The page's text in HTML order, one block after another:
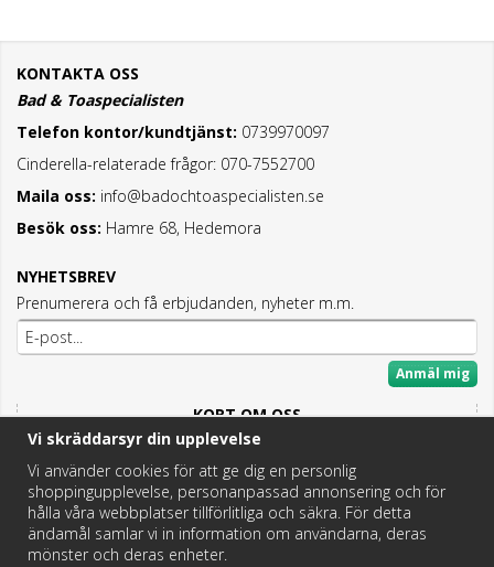
KONTAKTA OSS
Bad & Toaspecialisten
Telefon kontor/kundtjänst: 0739970097
Cinderella-relaterade frågor: 070-7552700
Maila oss: info@badochtoaspecialisten.se
Besök oss: Hamre 68, Hedemora
NYHETSBREV
Prenumerera och få erbjudanden, nyheter m.m.
Anmäl mig
KORT OM OSS
Här hittar du det bästa och mesta inom Badrum,
Fritidstoaletter och VVS.
Butik i Hedemora.
Vi hjälper dig hitta rätt reservdel!
Vi skräddarsyr din upplevelse
Vi använder cookies för att ge dig en personlig
shoppingupplevelse, personanpassad annonsering och för
hålla våra webbplatser tillförlitliga och säkra. För detta
ändamål samlar vi in information om användarna, deras
mönster och deras enheter.